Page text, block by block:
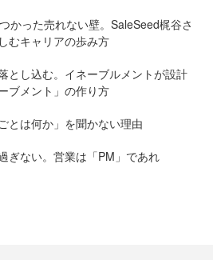
かった売れない壁。SaleSeed梶谷さ
むキャリアの歩み方
とし込む。イネーブルメントが設計
ブメント」の作り方
とは何か」を聞かない理由
ぎない。営業は「PM」であれ